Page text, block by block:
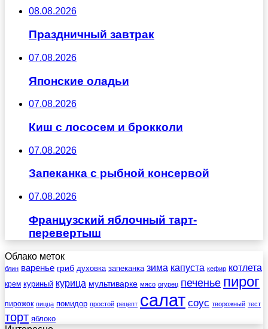
08.08.2026
Праздничный завтрак
07.08.2026
Японские оладьи
07.08.2026
Киш с лососем и брокколи
07.08.2026
Запеканка с рыбной консервой
07.08.2026
Французский яблочный тарт-
перевертыш
Облако меток
блин варенье гриб духовка запеканка зима капуста кефир котлета
крем куриный курица мультиварке мясо огурец печенье пирог
пирожок пицца помидор простой рецепт салат соус творожный тест
торт яблоко